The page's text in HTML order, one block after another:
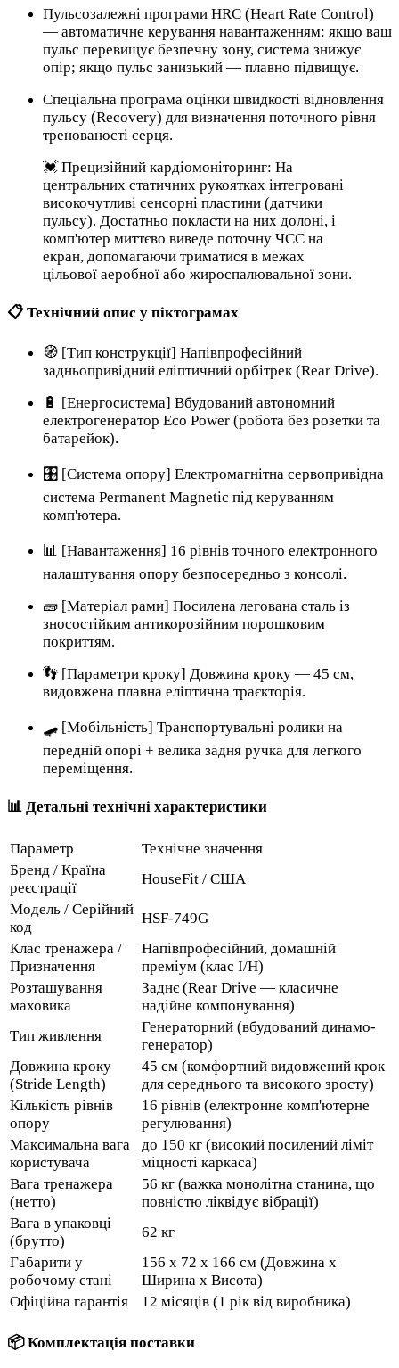
Пульсозалежні програми HRC (Heart Rate Control)
— автоматичне керування навантаженням: якщо ваш
пульс перевищує безпечну зону, система знижує
опір; якщо пульс занизький — плавно підвищує.
Спеціальна програма оцінки швидкості відновлення
пульсу (Recovery) для визначення поточного рівня
тренованості серця.
💓 Прецизійний кардіомоніторинг: На
центральних статичних рукоятках інтегровані
високочутливі сенсорні пластини (датчики
пульсу). Достатньо покласти на них долоні, і
комп'ютер миттєво виведе поточну ЧСС на
екран, допомагаючи триматися в межах
цільової аеробної або жироспалювальної зони.
📋 Технічний опис у піктограмах
🧭 [Тип конструкції] Напівпрофесійний
задньопривідний еліптичний орбітрек (Rear Drive).
🔋 [Енергосистема] Вбудований автономний
електрогенератор Eco Power (робота без розетки та
батарейок).
🎛️ [Система опору] Електромагнітна сервопривідна
система Permanent Magnetic під керуванням
комп'ютера.
📊 [Навантаження] 16 рівнів точного електронного
налаштування опору безпосередньо з консолі.
🧱 [Матеріал рами] Посилена легована сталь із
зносостійким антикорозійним порошковим
покриттям.
👣 [Параметри кроку] Довжина кроку — 45 см,
видовжена плавна еліптична траєкторія.
🛹 [Мобільність] Транспортувальні ролики на
передній опорі + велика задня ручка для легкого
переміщення.
📊 Детальні технічні характеристики
Параметр
Технічне значення
Бренд / Країна
реєстрації
HouseFit / США
Модель / Серійний
код
HSF-749G
Клас тренажера /
Призначення
Напівпрофесійний, домашній
преміум (клас I/H)
Розташування
маховика
Заднє (Rear Drive — класичне
надійне компонування)
Тип живлення
Генераторний (вбудований динамо-
генератор)
Довжина кроку
(Stride Length)
45 см (комфортний видовжений крок
для середнього та високого зросту)
Кількість рівнів
опору
16 рівнів (електронне комп'ютерне
регулювання)
Максимальна вага
користувача
до 150 кг (високий посилений ліміт
міцності каркаса)
Вага тренажера
(нетто)
56 кг (важка монолітна станина, що
повністю ліквідує вібрації)
Вага в упаковці
(брутто)
62 кг
Габарити у
робочому стані
156 x 72 x 166 см (Довжина х
Ширина х Висота)
Офіційна гарантія
12 місяців (1 рік від виробника)
📦 Комплектація поставки